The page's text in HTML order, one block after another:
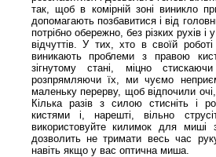
так, щоб в комірній зоні виникло
допомагають позбавитися і від
потрібно обережно, без різких рухів
від­чуттів. У тих, хто в своїй
виникають проблеми з правою
зігнутому стані, міцно
розпрямляючи їх, ми чуємо
маленьку перерву, щоб відпочили
Кілька разів з силою стисніть і
кистями і, нарешті, вільно
використовуйте килимок для
дозволить не тримати весь час
навіть якщо у вас оптична миша.